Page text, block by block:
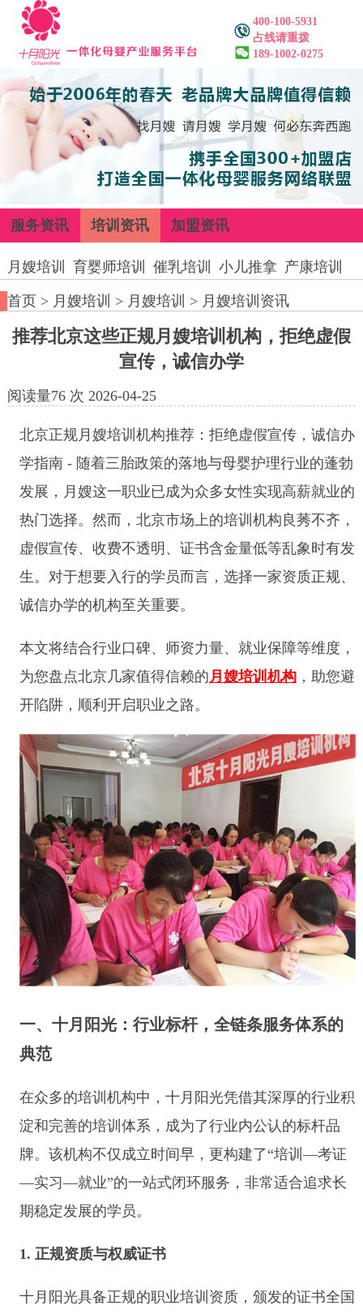
400-100-5931
占线请重拨
189-1002-0275
服务资讯 培训资讯 加盟资讯
月嫂培训 育婴师培训 催乳培训 小儿推拿 产康培训
首页> 月嫂培训 > 月嫂培训 > 月嫂培训资讯
推荐北京这些正规月嫂培训机构，拒绝虚假
宣传，诚信办学
阅读量76 次 2026-04-25
北京正规月嫂培训机构推荐：拒绝虚假宣传，诚信办
学指南 - 随着三胎政策的落地与母婴护理行业的蓬勃
发展，月嫂这一职业已成为众多女性实现高薪就业的
热门选择。然而，北京市场上的培训机构良莠不齐，
虚假宣传、收费不透明、证书含金量低等乱象时有发
生。对于想要入行的学员而言，选择一家资质正规、
诚信办学的机构至关重要。
本文将结合行业口碑、师资力量、就业保障等维度，
为您盘点北京几家值得信赖的 月嫂培训机构，助您避
开陷阱，顺利开启职业之路。
一、十月阳光：行业标杆，全链条服务体系的
典范
在众多的培训机构中，十月阳光凭借其深厚的行业积
淀和完善的培训体系，成为了行业内公认的标杆品
牌。该机构不仅成立时间早，更构建了“培训—考证
—实习—就业”的一站式闭环服务，非常适合追求长
期稳定发展的学员。
1. 正规资质与权威证书
十月阳光具备正规的职业培训资质，颁发的证书全国